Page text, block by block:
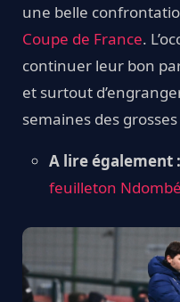
une belle
Coupe de France.
continuer leur bon
et surtout
semaines des
A lire également :
feuilleton